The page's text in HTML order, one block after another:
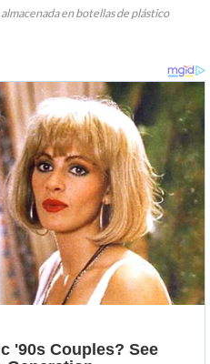
en botellas de plástico